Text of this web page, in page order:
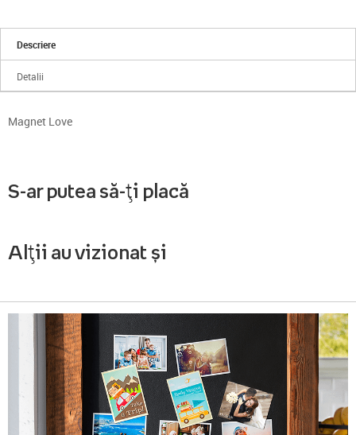
Descriere
Detalii
Magnet Love
S-ar putea să-ți placă
Alții au vizionat și